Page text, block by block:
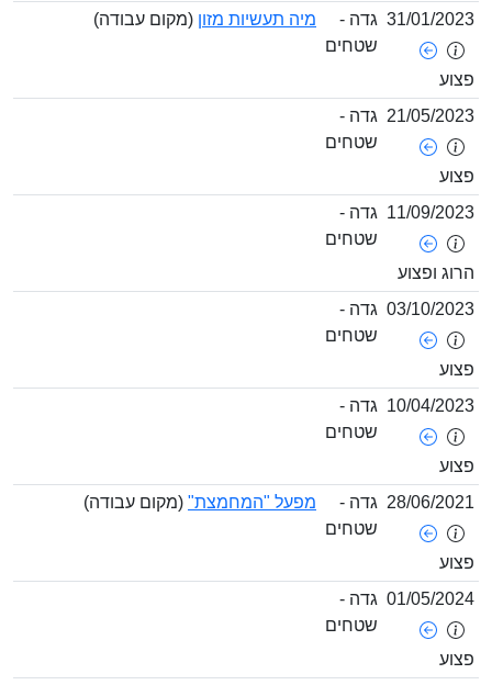
31/01/ גדה -
שטחים
מיה תעשיות מזון(מקום עבודה)
21/05/ גדה -
שטחים
11/09/
ופצוע
גדה -
שטחים
03/10/ גדה -
שטחים
10/04/ גדה -
שטחים
28/06/ גדה -
שטחים
מפעל "המחמצת"(מקום עבודה)
01/05/ גדה -
שטחים